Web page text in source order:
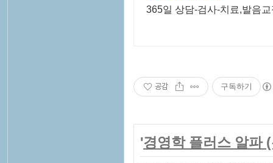
365일 상담-검사-치료,발음
공감 구독하기
'경영학 플러스 알파